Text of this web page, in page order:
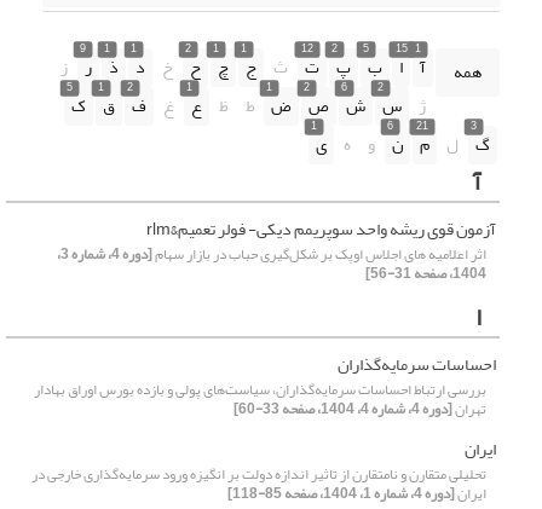
همه
1
آ
15
ا
5
ب
2
پ
12
ت ث
1
ج
1
چ
2
ح خ
1
د
1
ذ
9
ر ز
ژ
2
س
6
ش
2
ص
1
ض ط ظ
1
ع غ
2
ف
1
ق
5
ک
3
گ ل
21
م
6
ن و ه
1
ی
آ
آزمون قوی ریشه واحد سوپریمم دیکی- فولر تعمیم&rlm
اثر اعلامیه‏ های اجلاس اوپک بر شکل‌گیری حباب در بازار سهام [دوره 4، شماره 3،
1404، صفحه 31-56]
ا
احساسات سرمایه‌گذاران
بررسی ارتباط احساسات سرمایه‌گذاران، سیاست‌های پولی و بازده بورس اوراق بهادار
تهران[دوره 4، شماره 4، 1404، صفحه 33-60]
ایران
تحلیلی متقارن و نامتقارن از تاثیر اندازه دولت بر انگیزه‌ ورود سرمایه‌گذاری خارجی در
ایران[دوره 4، شماره 1، 1404، صفحه 85-118]